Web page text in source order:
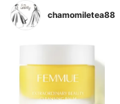
chamomiletea88